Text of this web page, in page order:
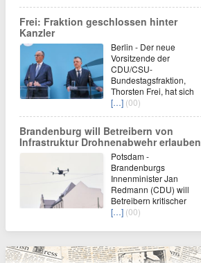
Frei: Fraktion geschlossen hinter
Kanzler
Berlin - Der neue
Vorsitzende der
CDU/CSU-
Bundestagsfraktion,
Thorsten Frei, hat sich
[…] (00)
Brandenburg will Betreibern von
Infrastruktur Drohnenabwehr erlauben
Potsdam -
Brandenburgs
Innenminister Jan
Redmann (CDU) will
Betreibern kritischer
[…] (00)